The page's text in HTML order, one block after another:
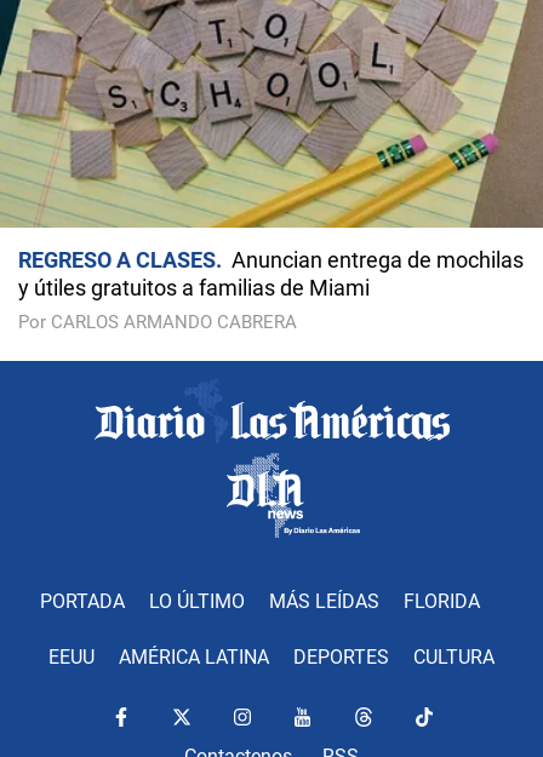
REGRESO A CLASES
Anuncian entrega de mochilas
y útiles gratuitos a familias de Miami
Por CARLOS ARMANDO CABRERA
PORTADA LO ÚLTIMO MÁS LEÍDAS FLORIDA
EEUU AMÉRICA LATINA DEPORTES CULTURA